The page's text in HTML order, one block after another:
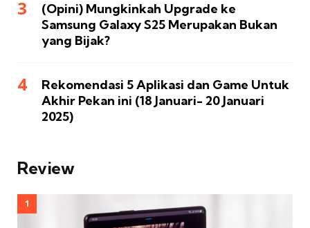
(Opini) Mungkinkah Upgrade ke
Samsung Galaxy S25 Merupakan Bukan
yang Bijak?
Rekomendasi 5 Aplikasi dan Game Untuk
Akhir Pekan ini (18 Januari- 20 Januari
2025)
Review